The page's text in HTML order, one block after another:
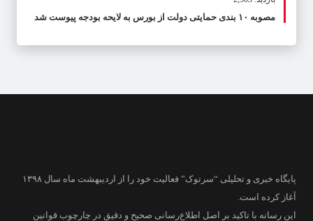
مصوبه ۱۰ بندی حمایتی دولت از بورس به لایحه بودجه پیوست شد
پایگاه خبری و تحلیلی “سرتوک” فعالیت خود را از اردیبهشت ماه سال ۱۳۹۸
آغاز کرده است.
این رسانه با تاکید بر اصل اطلاع‌رسانی صحیح و دقیق در چارچوب قوانین